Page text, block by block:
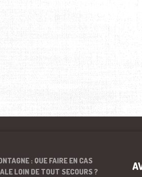
: QUE FAIRE EN CAS
LOIN DE TOUT SECOURS ?